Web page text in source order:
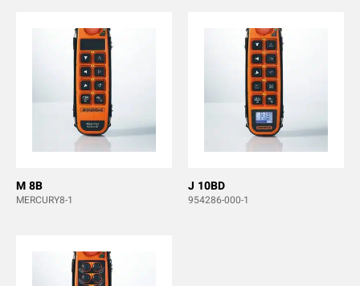
M 8B
MERCURY8-1
J 10BD
954286-000-1